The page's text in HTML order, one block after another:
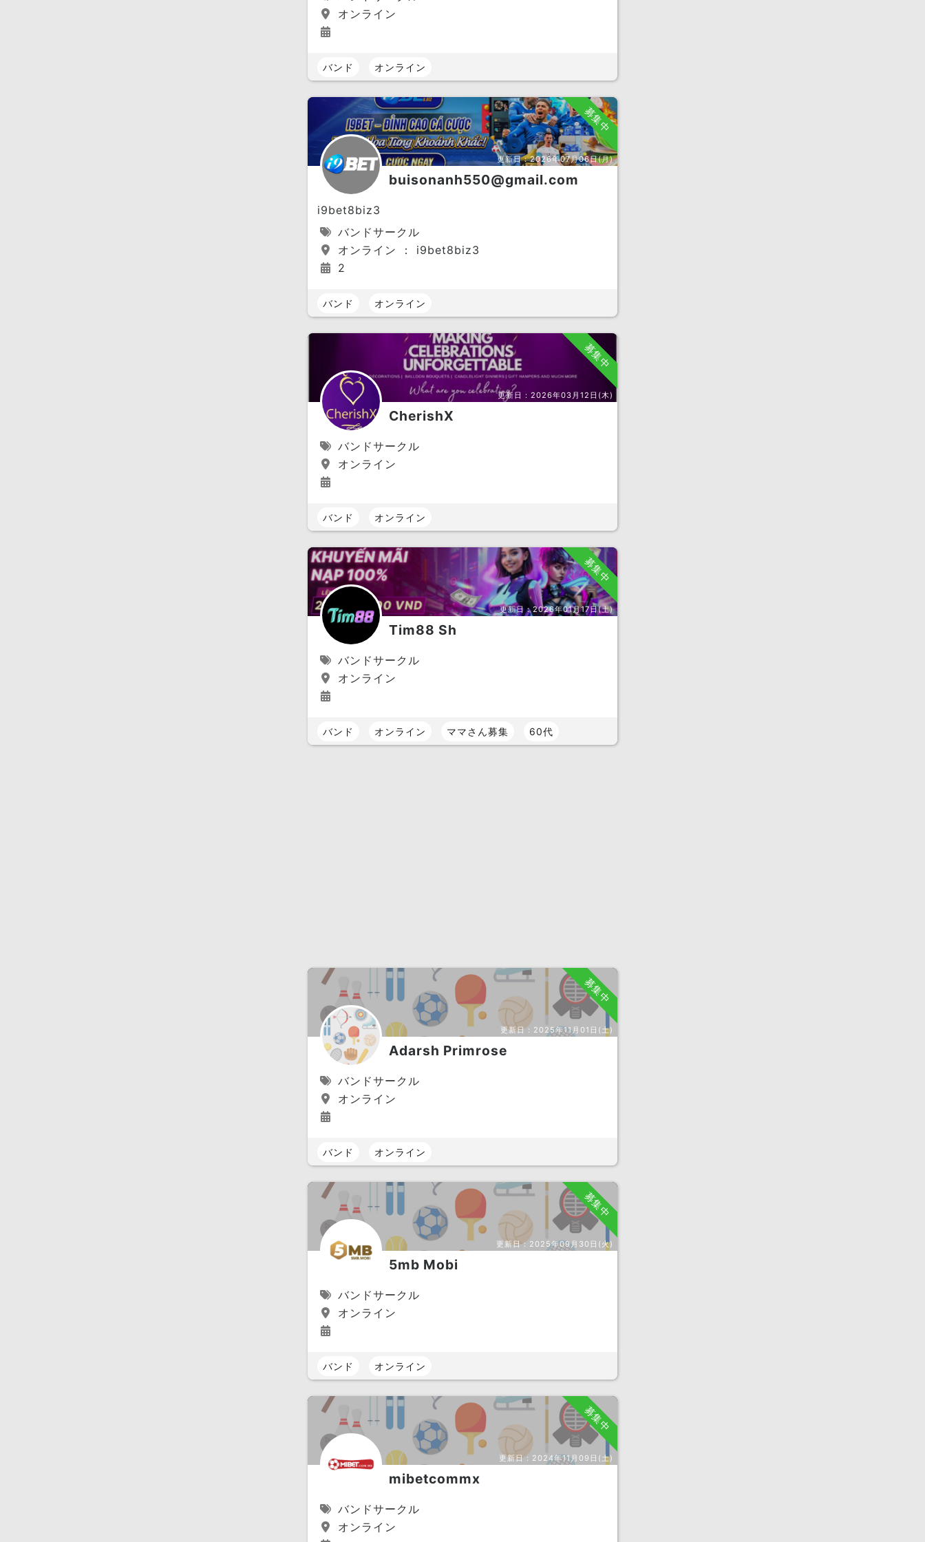
オンライン
バンド オンライン
募集中
更新日：2026年07月06日(月)
buisonanh550@gmail.com
i9bet8biz3
バンドサークル
オンライン ： i9bet8biz3
2
バンド オンライン
募集中
更新日： 2026年03月12日(木)
CherishX
バンドサークル
オンライン
バンド オンライン
募集中
更新日：2026年01月17日(土)
Tim88 Sh
バンドサークル
オンライン
バンド オンライン ママさん募集 60代
募集中
更新日： 2025年11月01日(土)
Adarsh Primrose
バンドサークル
オンライン
バンド オンライン
募集中
更新日： 2025年09月30日(火)
5mb Mobi
バンドサークル
オンライン
バンド オンライン
募集中
更新日： 2024年11月09日(土)
mibetcommx
バンドサークル
オンライン